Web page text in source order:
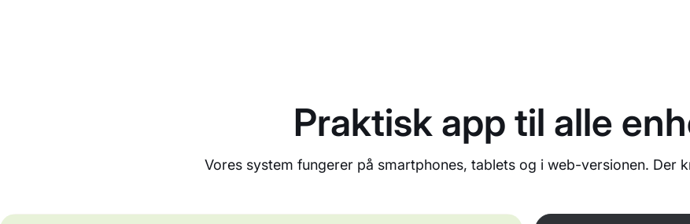
Praktisk app til alle
Vores system fungerer på smartphones, tablets og i web-versionen. Der